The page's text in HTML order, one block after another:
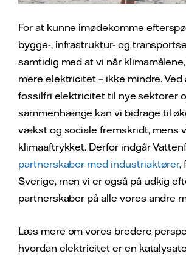
For at kunne imødekomme
bygge-, infrastruktur- og
samtidig med at vi når
mere elektricitet – ikke mindre. Ved
fossilfri elektricitet til nye sektorer
sammenhænge kan vi bidrage til
vækst og sociale fremskridt, mens
klimaaftrykket. Derfor indgår
partnerskaber med industriaktører,
Sverige, men vi er også på udkig
partnerskaber på alle vores andre
Læs mere om vores bredere
hvordan elektricitet er en